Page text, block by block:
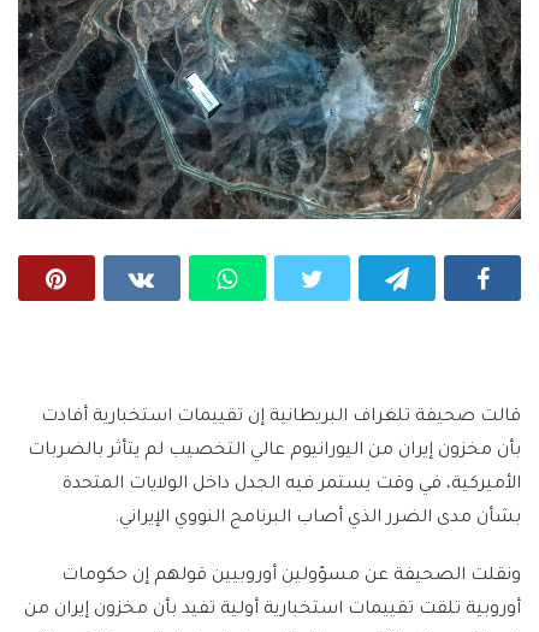
قالت صحيفة تلغراف البريطانية إن تقييمات استخبارية أفادت
بأن مخزون إيران من اليورانيوم عالي التخصيب لم يتأثر بالضربات
الأميركية، في وقت يستمر فيه الجدل داخل الولايات المتحدة
بشأن مدى الضرر الذي أصاب البرنامج النووي الإيراني.
ونقلت الصحيفة عن مسؤولين أوروبيين قولهم إن حكومات
أوروبية تلقت تقييمات استخبارية أولية تفيد بأن مخزون إيران من